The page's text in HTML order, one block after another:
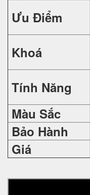
Ưu Điểm
Khoá
Tính Năng
Màu Sắc
Bảo Hành
Giá